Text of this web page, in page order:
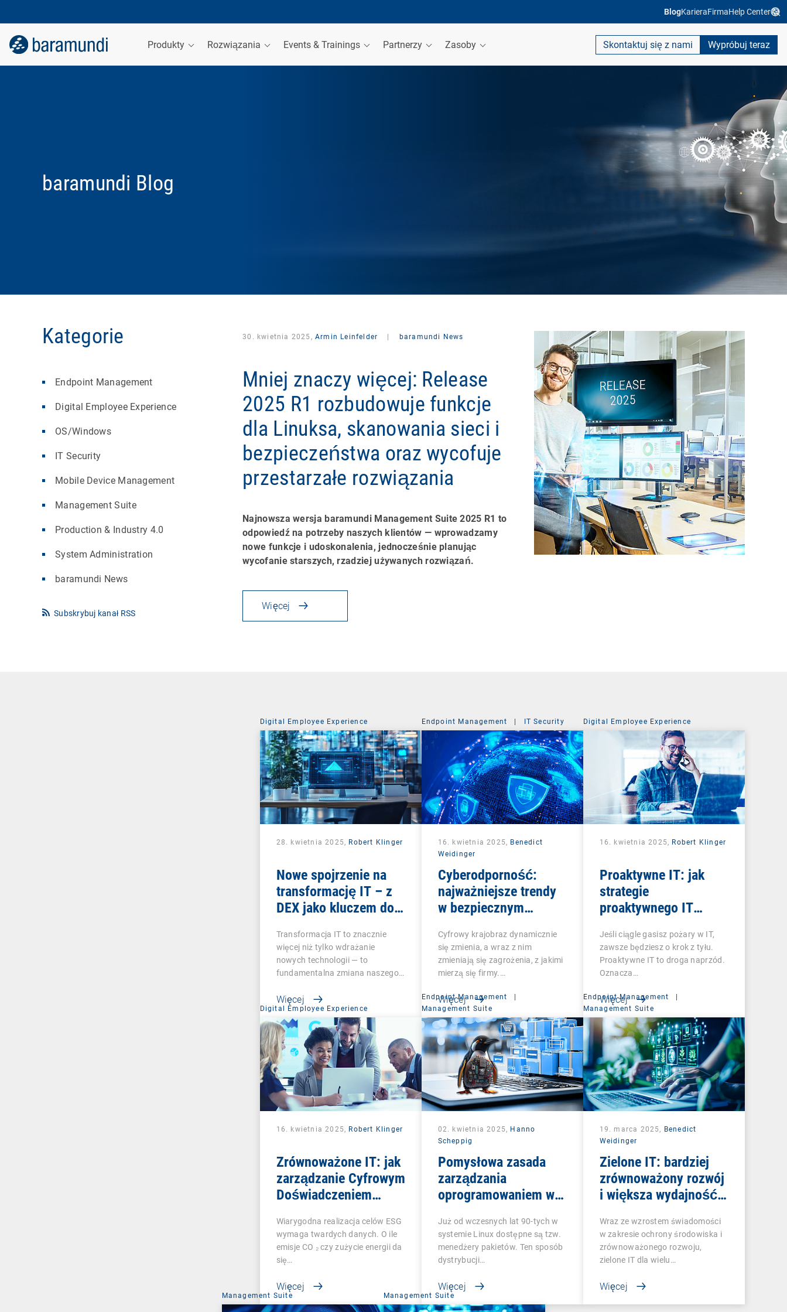
BlogKarieraFirmaHelp Center
Produkty Rozwiązania Events & Trainings Partnerzy Zasoby Skontaktuj się z nami Wypróbuj teraz
baramundi Blog
Kategorie
Endpoint Management
Digital Employee Experience
OS/Windows
IT Security
Mobile Device Management
Management Suite
Production & Industry 4.0
System Administration
baramundi News
Subskrybuj kanał RSS
30. kwietnia 2025, Armin Leinfelder baramundi News
Mniej znaczy więcej: Release
2025 R1 rozbudowuje funkcje
dla Linuksa, skanowania sieci i
bezpieczeństwa oraz wycofuje
przestarzałe rozwiązania
Najnowsza wersja baramundi Management Suite 2025 R1 to
odpowiedź na potrzeby naszych klientów — wprowadzamy
nowe funkcje i udoskonalenia, jednocześnie planując
wycofanie starszych, rzadziej używanych rozwiązań.
Więcej
Digital Employee Experience
28. kwietnia 2025, Robert Klinger
Nowe spojrzenie na
transformację IT – z
DEX jako kluczem do
Transformacja IT to znacznie
więcej niż tylko wdrażanie
nowych technologii — to
fundamentalna zmiana naszego…
Więcej
Endpoint Management | IT Security
16. kwietnia 2025, Benedict
Weidinger
Cyberodporność:
najważniejsze trendy
w bezpiecznym
końcowymi
Cyfrowy krajobraz dynamicznie
się zmienia, a wraz z nim
zmieniają się zagrożenia, z jakimi
mierzą się firmy.…
Więcej
Digital Employee Experience
16. kwietnia 2025, Robert Klinger
Proaktywne IT: jak
strategie
proaktywnego IT
cyfrowych
doświadczeń
pracowników i
napędzają
transformację biznesu
Jeśli ciągle gasisz pożary w IT,
zawsze będziesz o krok z tyłu.
Proaktywne IT to droga naprzód.
Oznacza…
Więcej
Digital Employee Experience
16. kwietnia 2025, Robert Klinger
Zrównoważone IT: jak
zarządzanie Cyfrowym
Doświadczeniem
mierzyć aspekt
społeczny w strategii
ESG
Wiarygodna realizacja celów ESG
wymaga twardych danych. O ile
emisje CO ₂ czy zużycie energii da
się…
Więcej
Endpoint Management
|
Management Suite
02. kwietnia 2025, Hanno
Scheppig
Pomysłowa zasada
zarządzania
oprogramowaniem w
Już od wczesnych lat 90-tych w
systemie Linux dostępne są tzw.
menedżery pakietów. Ten sposób
dystrybucji…
Więcej
Endpoint Management
|
Management Suite
19. marca 2025, Benedict
Weidinger
Zielone IT: bardziej
zrównoważony rozwój
i większa wydajność
zarządzaniu punktami
końcowymi
Wraz ze wzrostem świadomości
w zakresie ochrony środowiska i
zrównoważonego rozwoju,
zielone IT dla wielu…
Więcej
Management Suite Management Suite